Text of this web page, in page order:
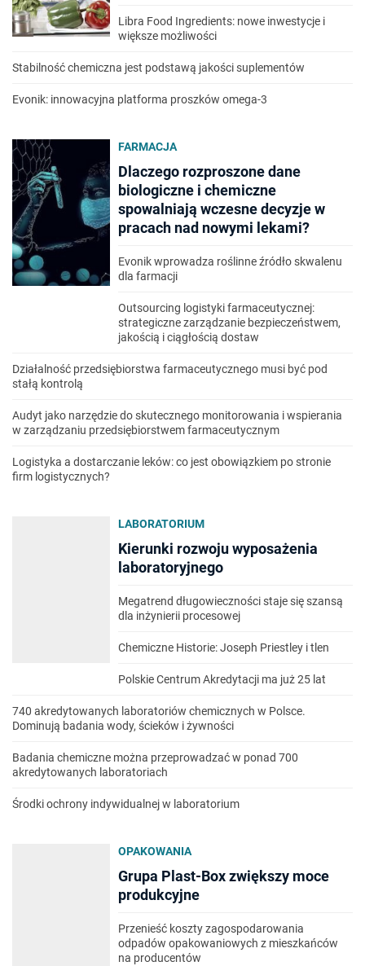
Libra Food Ingredients: nowe inwestycje i
większe możliwości
Stabilność chemiczna jest podstawą jakości suplementów
Evonik: innowacyjna platforma proszków omega-3
FARMACJA
Dlaczego rozproszone dane
biologiczne i chemiczne
spowalniają wczesne decyzje w
pracach nad nowymi lekami?
Evonik wprowadza roślinne źródło skwalenu
dla farmacji
Outsourcing logistyki farmaceutycznej:
strategiczne zarządzanie bezpieczeństwem,
jakością i ciągłością dostaw
Działalność przedsiębiorstwa farmaceutycznego musi być pod
stałą kontrolą
Audyt jako narzędzie do skutecznego monitorowania i wspierania
w zarządzaniu przedsiębiorstwem farmaceutycznym
Logistyka a dostarczanie leków: co jest obowiązkiem po stronie
firm logistycznych?
LABORATORIUM
Kierunki rozwoju wyposażenia
laboratoryjnego
Megatrend długowieczności staje się szansą
dla inżynierii procesowej
Chemiczne Historie: Joseph Priestley i tlen
Polskie Centrum Akredytacji ma już 25 lat
740 akredytowanych laboratoriów chemicznych w Polsce.
Dominują badania wody, ścieków i żywności
Badania chemiczne można przeprowadzać w ponad 700
akredytowanych laboratoriach
Środki ochrony indywidualnej w laboratorium
OPAKOWANIA
Grupa Plast-Box zwiększy moce
produkcyjne
Przenieść koszty zagospodarowania
odpadów opakowaniowych z mieszkańców
na producentów